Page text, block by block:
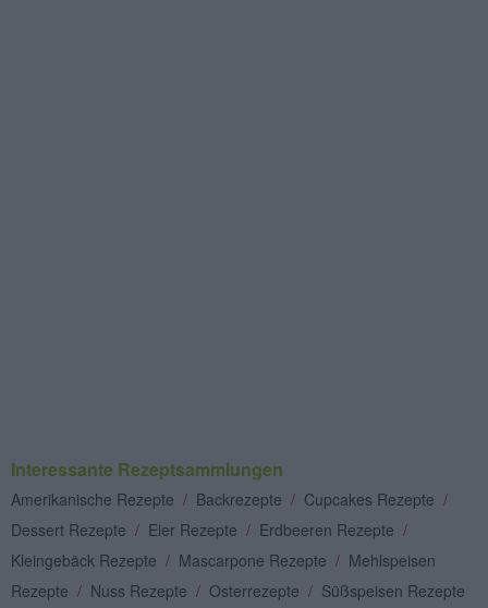
Interessante Rezeptsammlungen
Amerikanische Rezepte / Backrezepte / Cupcakes Rezepte /
Dessert Rezepte / Eier Rezepte / Erdbeeren Rezepte /
Kleingebäck Rezepte / Mascarpone Rezepte / Mehlspeisen
Rezepte / Nuss Rezepte / Osterrezepte / Süßspeisen Rezepte